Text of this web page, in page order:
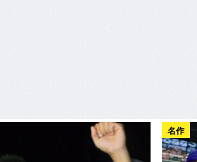
名作